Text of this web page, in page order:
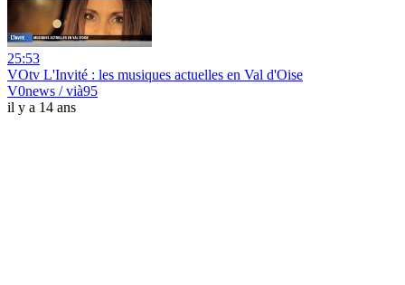
25:53
VOtv L'Invité : les musiques actuelles en Val d'Oise
V0news / vià95
il y a 14 ans